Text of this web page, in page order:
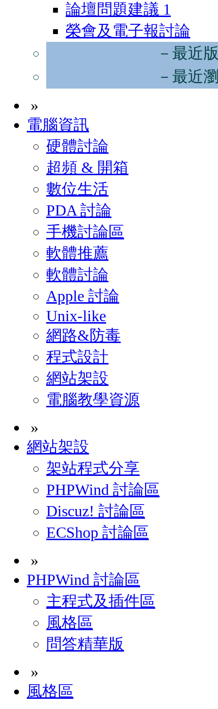
論壇問題建議 1
榮會及電子報討論
－最近
－最近
»
電腦資訊
硬體討論
超頻 & 開箱
數位生活
PDA 討論
手機討論區
軟體推薦
軟體討論
Apple 討論
Unix-like
網路&防毒
程式設計
網站架設
電腦教學資源
»
網站架設
架站程式分享
PHPWind 討論區
Discuz! 討論區
ECShop 討論區
»
PHPWind 討論區
主程式及插件區
風格區
問答精華版
»
風格區